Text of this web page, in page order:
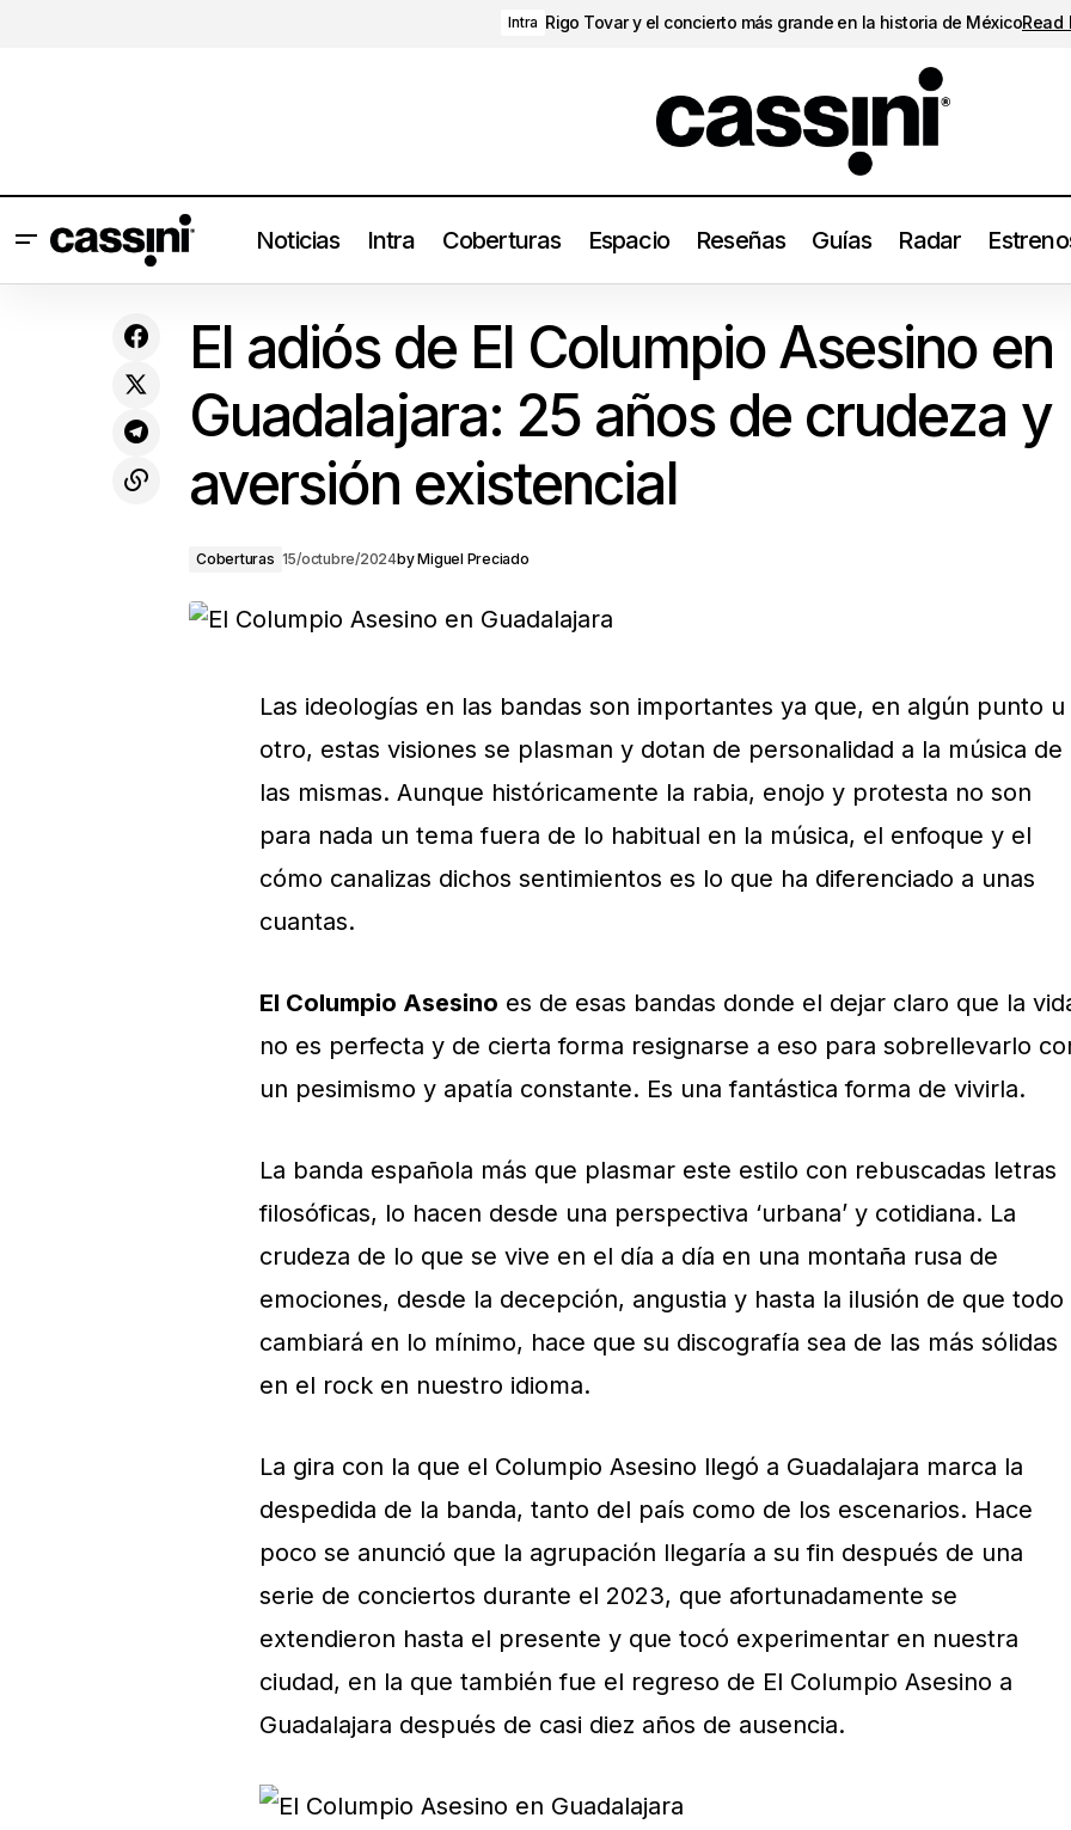
Intra Rigo Tovar y el concierto más grande en la historia de MéxicoRead
Noticias Intra Coberturas Espacio Reseñas Guías Radar
Kesha: Escucha 'Spring breakers'
existencial
El adiós de El Columpio Asesino en
Guadalajara: 25 años de crudeza y
aversión existencial
Coberturas 15/octubre/2024byMiguel Preciado
Las ideologías en las bandas son importantes ya que, en algún punto u
otro, estas visiones se plasman y dotan de personalidad a la música de
las mismas. Aunque históricamente la rabia, enojo y protesta no son
para nada un tema fuera de lo habitual en la música, el enfoque y el
cómo canalizas dichos sentimientos es lo que ha diferenciado a unas
cuantas.
El Columpio Asesino es de esas bandas donde el dejar claro que la
no es perfecta y de cierta forma resignarse a eso para sobrellevarlo
un pesimismo y apatía constante. Es una fantástica forma de vivirla.
La banda española más que plasmar este estilo con rebuscadas letras
filosóficas, lo hacen desde una perspectiva ‘urbana’ y cotidiana. La
crudeza de lo que se vive en el día a día en una montaña rusa de
emociones, desde la decepción, angustia y hasta la ilusión de que todo
cambiará en lo mínimo, hace que su discografía sea de las más sólidas
en el rock en nuestro idioma.
La gira con la que el Columpio Asesino llegó a Guadalajara marca la
despedida de la banda, tanto del país como de los escenarios. Hace
poco se anunció que la agrupación llegaría a su fin después de una
serie de conciertos durante el 2023, que afortunadamente se
extendieron hasta el presente y que tocó experimentar en nuestra
ciudad, en la que también fue el regreso de El Columpio Asesino a
Guadalajara después de casi diez años de ausencia.